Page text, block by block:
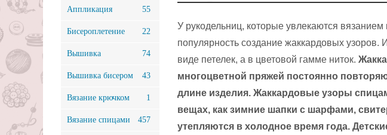
У рукодельниц, которые увлекаются
популярность создание жаккардовых узоров.
виде петелек, а в цветовой гамме ниток.
многоцветной пряжей постоянно
длине изделия. Жаккардовые узоры
вещах, как зимние шапки с шарфами,
утепляются в холодное время года.
Аппликация 55
Бисероплетение 22
Вышивка 74
Вышивка бисером 43
Вязание крючком 1
Вязание спицами 457